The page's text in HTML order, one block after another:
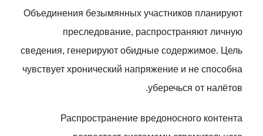
Объединения безымянных участников планируют
преследование, распространяют личную
сведения, генерируют обидные содержимое. Цель
чувствует хронический напряжение и не способна
уберечься от налётов.
Распространение вредоносного контента